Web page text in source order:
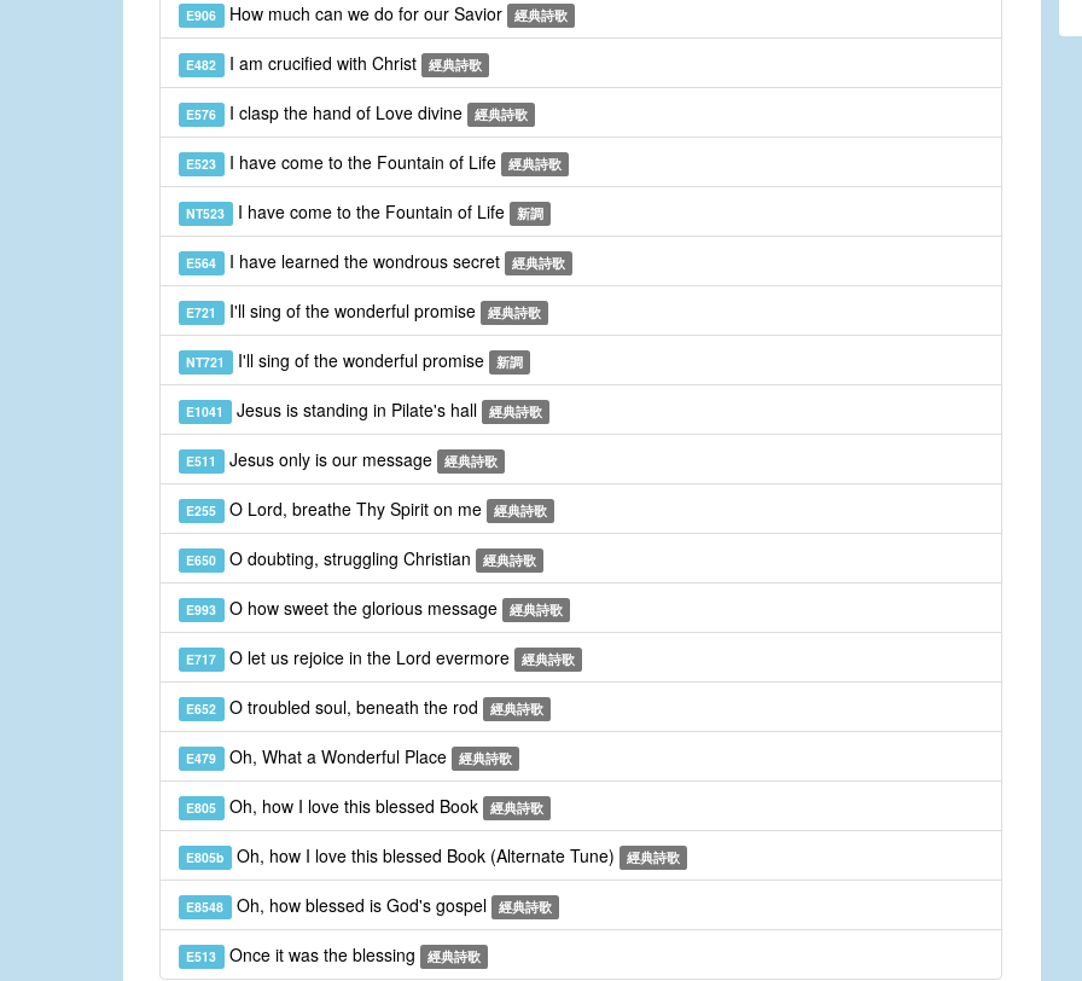
E906 How much can we do for our Savior 經典詩歌
E482 I am crucified with Christ 經典詩歌
E576 I clasp the hand of Love divine 經典詩歌
E523 I have come to the Fountain of Life 經典詩歌
NT523 I have come to the Fountain of Life 新調
E564 I have learned the wondrous secret 經典詩歌
E721 I'll sing of the wonderful promise 經典詩歌
NT721 I'll sing of the wonderful promise 新調
E1041 Jesus is standing in Pilate's hall 經典詩歌
E511 Jesus only is our message 經典詩歌
E255 O Lord, breathe Thy Spirit on me 經典詩歌
E650 O doubting, struggling Christian 經典詩歌
E993 O how sweet the glorious message 經典詩歌
E717 O let us rejoice in the Lord evermore 經典詩歌
E652 O troubled soul, beneath the rod 經典詩歌
E479 Oh, What a Wonderful Place 經典詩歌
E805 Oh, how I love this blessed Book 經典詩歌
E805b Oh, how I love this blessed Book (Alternate Tune) 經典詩歌
E8548 Oh, how blessed is God's gospel 經典詩歌
E513 Once it was the blessing 經典詩歌